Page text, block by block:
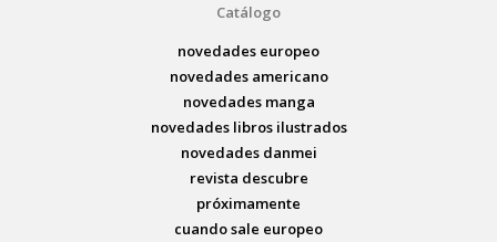
Catálogo
novedades europeo
novedades americano
novedades manga
novedades libros ilustrados
novedades danmei
revista descubre
próximamente
cuando sale europeo